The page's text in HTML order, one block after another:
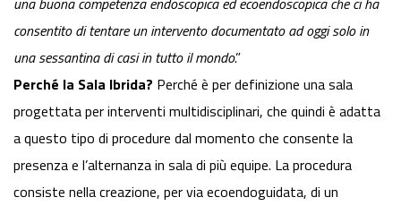
consentito di tentare un intervento documentato ad oggi solo in
una sessantina di casi in tutto il mondo.”
Perché la Sala Ibrida? Perché è per definizione una sala
progettata per interventi multidisciplinari, che quindi è adatta
a questo tipo di procedure dal momento che consente la
presenza e l’alternanza in sala di più equipe. La procedura
consiste nella creazione, per via ecoendoguidata, di un